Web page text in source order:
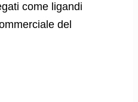
come ligandi
del